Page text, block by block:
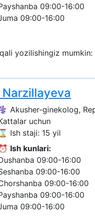
09:00-16:00
09:00-16:00
yozilishingiz
⚕️ Akusher-ginekolog,
uchun
⌛ Ish staji: 15 yil
Ish kunlari:
09:00-16:00
09:00-16:00
09:00-16:00
09:00-16:00
09:00-16:00